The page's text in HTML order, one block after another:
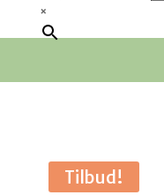
×
Tilbud!